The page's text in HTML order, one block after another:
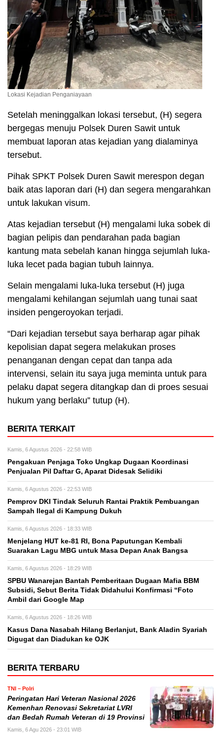
Lokasi Kejadian Penganiayaan
Setelah meninggalkan lokasi tersebut, (H) segera
bergegas menuju Polsek Duren Sawit untuk
membuat laporan atas kejadian yang dialaminya
tersebut.
Pihak SPKT Polsek Duren Sawit merespon degan
baik atas laporan dari (H) dan segera mengarahkan
untuk lakukan visum.
Atas kejadian tersebut (H) mengalami luka sobek di
bagian pelipis dan pendarahan pada bagian
kantung mata sebelah kanan hingga sejumlah luka-
luka lecet pada bagian tubuh lainnya.
Selain mengalami luka-luka tersebut (H) juga
mengalami kehilangan sejumlah uang tunai saat
insiden pengeroyokan terjadi.
“Dari kejadian tersebut saya berharap agar pihak
kepolisian dapat segera melakukan proses
penanganan dengan cepat dan tanpa ada
intervensi, selain itu saya juga meminta untuk para
pelaku dapat segera ditangkap dan di proes sesuai
hukum yang berlaku” tutup (H).
BERITA TERKAIT
Kamis, 6 Agustus 2026 - 22:58 WIB
Pengakuan Penjaga Toko Ungkap Dugaan Koordinasi
Penjualan Pil Daftar G, Aparat Didesak Selidiki
Kamis, 6 Agustus 2026 - 22:53 WIB
Pemprov DKI Tindak Seluruh Rantai Praktik Pembuangan
Sampah Ilegal di Kampung Dukuh
Kamis, 6 Agustus 2026 - 18:33 WIB
Menjelang HUT ke-81 RI, Bona Paputungan Kembali
Suarakan Lagu MBG untuk Masa Depan Anak Bangsa
Kamis, 6 Agustus 2026 - 18:29 WIB
SPBU Wanarejan Bantah Pemberitaan Dugaan Mafia BBM
Subsidi, Sebut Berita Tidak Didahului Konfirmasi “Foto
Ambil dari Google Map
Kamis, 6 Agustus 2026 - 18:26 WIB
Kasus Dana Nasabah Hilang Berlanjut, Bank Aladin Syariah
Digugat dan Diadukan ke OJK
BERITA TERBARU
TNI – Polri
Peringatan Hari Veteran Nasional 2026
Kemenhan Renovasi Sekretariat LVRI
dan Bedah Rumah Veteran di 19 Provinsi
Kamis, 6 Agu 2026 - 23:01 WIB